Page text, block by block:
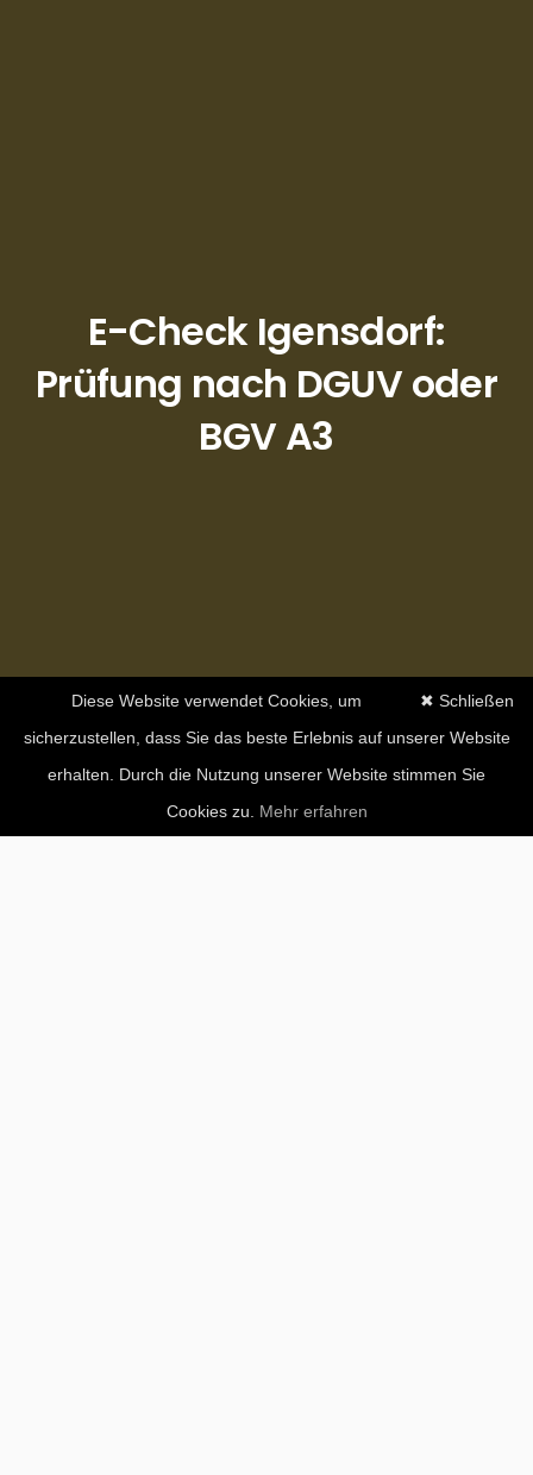
E-Check Igensdorf:
Prüfung nach DGUV oder
BGV A3
✖ Schließen
Diese Website verwendet Cookies, um
sicherzustellen, dass Sie das beste Erlebnis auf unserer Website
erhalten. Durch die Nutzung unserer Website stimmen Sie
Cookies zu. Mehr erfahren